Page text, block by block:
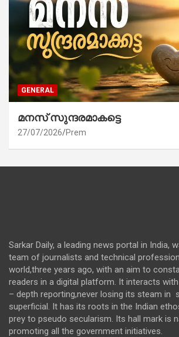
GENERAL
മനസ് സുന്ദരമാകട്ടെ
27/07/2026 Prem
Sarkar Daily, a leading news portal in India,
team of journalists and technical
world,three years ago, with an aim to
readers in a digital platform. It interacts
– depth reporting,never losing its steam in
superficial. It has its roots in the Indian
prey to pseudo secularism. Its hall mark is
promoting all the government initiatives.